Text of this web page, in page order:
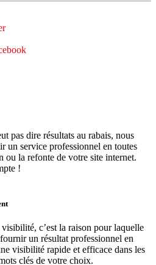
pas dire résultats au rabais, nous
un service professionnel en toutes
ou la refonte de votre site internet.
!
c’est la raison pour laquelle
un résultat professionnel en
visibilité rapide et efficace dans les
clés de votre choix.